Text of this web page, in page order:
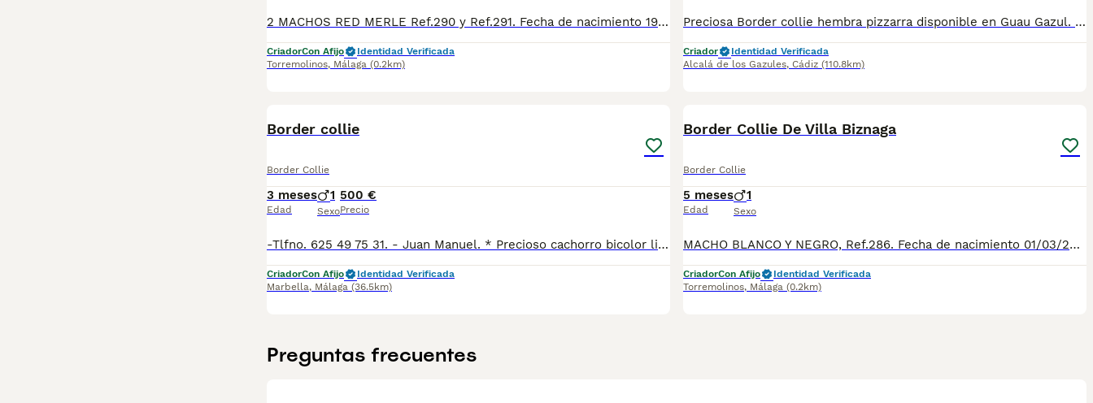
2 MACHOS RED MERLE Ref.290 y Ref.291. Fecha de nacimiento 19/03/2026. Todos nuestros cachorros se entregan con su Cartilla Sanitaria, 3 vacunas, 3 desparasitaciones y la hoja para la inscripción en el LOE para solicitar el pedigree (opcional). Con 5 días de Garantía Vírica y 5 meses de Garantía Genética. Nuestra web: www.villabiznaga.com. Instagram: villabiznaga_bordercollie. Facebook: Villa Biznaga. Para solicitar más información, videos o fotos de algún cachorro o camada en concreto a través de wasap al 606 816 817.
CriadorCon Afijo
Identidad Verificada
Torremolinos, Málaga (0.2km)
Preciosa Border collie hembra pizzarra disponible en Guau Gazul. Ubicada en Alcalá de los Gazules, Cádiz. También hacemos envíos. Para más información contacta con nosotros
Criador
Identidad Verificada
Alcalá de los Gazules, Cádiz (110.8km)
Border collie
Border Collie
3 meses
Edad
1
Sexo
500 €
Precio
-Tlfno. 625 49 75 31. - Juan Manuel. * Precioso cachorro bicolor listo para entregar. * Criamos a nuestros cachorros en un ambiente familiar, por lo que tienen sociabilización con niños y con otros. * Llevan vacunas al día según edad y también la desparasitación. * Se entregan con la cartilla veterinaria sellada por el veterinario. .
CriadorCon Afijo
Identidad Verificada
Marbella, Málaga (36.5km)
Border Collie De Villa Biznaga
Border Collie
5 meses
Edad
1
Sexo
MACHO BLANCO Y NEGRO, Ref.286. Fecha de nacimiento 01/03/2026. Todos nuestros cachorros se entregan con su Cartilla Sanitaria, 3 vacunas, 3 desparasitaciones y la hoja para la inscripción en el LOE para solicitar el pedigree (opcional). Con 5 días de Garantía Vírica y 5 meses de Garantía Genética. Nuestra web: www.villabiznaga.com. Instagram: villabiznaga_bordercollie. Facebook: Villa Biznaga. Para solicitar más información, videos o fotos de algún cachorro o camada en concreto a través de wasap al 606 816 817.
CriadorCon Afijo
Identidad Verificada
Torremolinos, Málaga (0.2km)
Preguntas frecuentes